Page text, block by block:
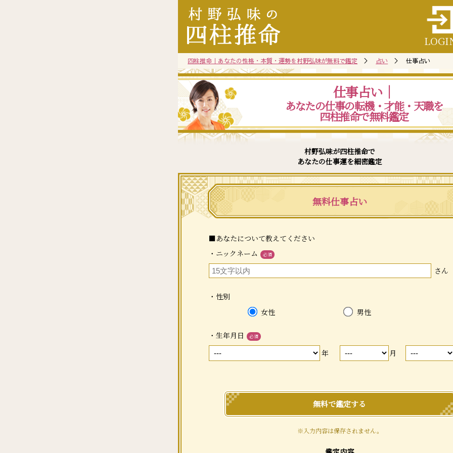
四柱推命｜あなたの性格・本質・運勢を村野弘味が無料で鑑定 ＞ 占い ＞ 仕事占い
仕事占い｜
あなたの仕事の転機・才能・天職を
四柱推命で無料鑑定
村野弘味が四柱推命で
あなたの仕事運を細密鑑定
無料仕事占い
■あなたについて教えてください
・ニックネーム
必須
さん
・性別
女性
男性
・生年月日 必須
年 月
無料で鑑定する
※入力内容は保存されません。